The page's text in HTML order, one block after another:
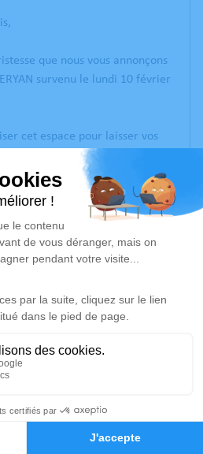
Hommages
que nous vous annonçons
survenu le lundi 10 février
cet espace pour laisser vos
photos souvenirs, une
pensées à travers des poèmes
est un lieu d'expression dédié à
HUVERSERYAN.
hommage est disponible
Je rends hommage
à 14h30